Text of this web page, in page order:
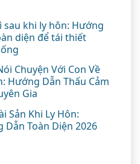
sau khi ly hôn: Hướng
diện để tái thiết
Chuyện Với Con Về
Hướng Dẫn Thấu Cảm
Gia
Sản Khi Ly Hôn:
Dẫn Toàn Diện 2026